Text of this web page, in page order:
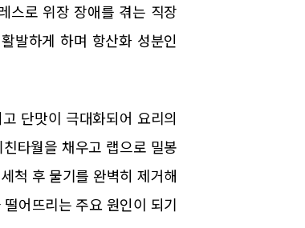
스로 위장 장애를 겪는 직장
발하게 하며 항산화 성분인
단맛이 극대화되어 요리의
타월을 채우고 랩으로 밀봉
척 후 물기를 완벽히 제거해
어뜨리는 주요 원인이 되기